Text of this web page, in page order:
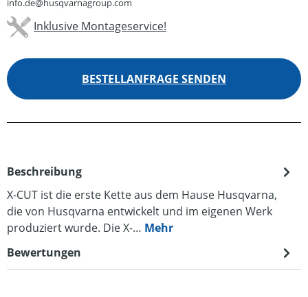
info.de@husqvarnagroup.com
Inklusive Montageservice!
BESTELLANFRAGE SENDEN
Beschreibung
X-CUT ist die erste Kette aus dem Hause Husqvarna,
die von Husqvarna entwickelt und im eigenen Werk
produziert wurde. Die X-… Mehr
Bewertungen